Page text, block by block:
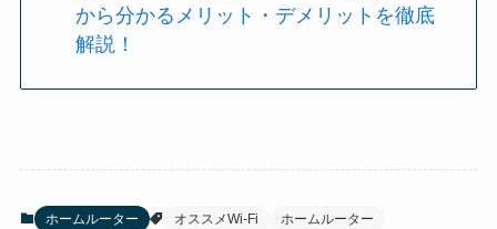
から分かるメリット・デメリットを徹底
解説！
ホームルーター オススメWi-Fi ホームルーター